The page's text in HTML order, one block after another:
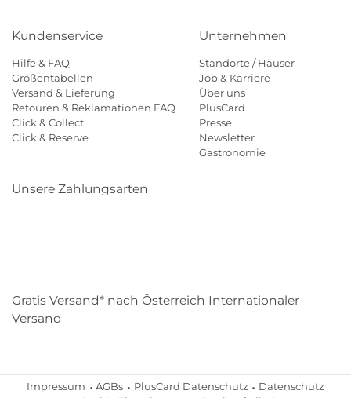
Kundenservice
Hilfe & FAQ
Größentabellen
Versand & Lieferung
Retouren & Reklamationen FAQ
Click & Collect
Click & Reserve
Unternehmen
Standorte / Häuser
Job & Karriere
Über uns
PlusCard
Presse
Newsletter
Gastronomie
Unsere Zahlungsarten
Gratis Versand* nach Österreich Internationaler
Versand
Impressum AGBs PlusCard Datenschutz
Datenschutz